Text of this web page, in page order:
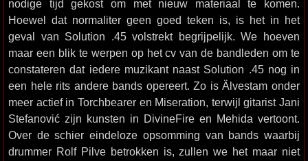
nodige tijd gekost om met nieuw materiaal te komen.
Hoewel dat normaliter geen goed teken is, is het in het
geval van Solution .45 volstrekt begrijpelijk. We hoeven
maar een blik te werpen op het cv van de bandleden om te
constateren dat iedere muzikant naast Solution .45 nog in
een hele rits andere bands opereert. Zo is Älvestam onder
meer actief in Torchbearer en Miseration, terwijl gitarist Jani
Stefanović zijn kunsten in DivineFire en Mehida vertoont.
Over de schier eindeloze opsomming van bands waarbij
drummer Rolf Pilve betrokken is, zullen we het maar niet